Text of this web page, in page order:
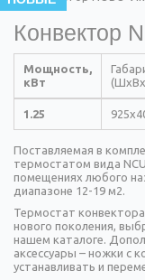
Конвектор
Мощность,
кВт
1.25
Поставляемая в
термостатом вида
помещениях любого
диапазоне 12-19 м2.
Термостат
нового поколения,
нашем каталоге.
аксессуары – ножки с
устанавливать и